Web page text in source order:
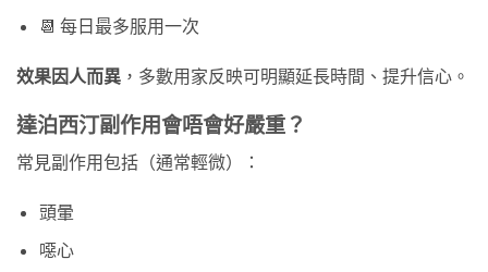
📆 每日最多服用一次
效果因人而異 ，多數用家反映可明顯延長時間、提升信心。
達泊西汀副作用會唔會好嚴重？
常見副作用包括（通常輕微）：
頭暈
噁心